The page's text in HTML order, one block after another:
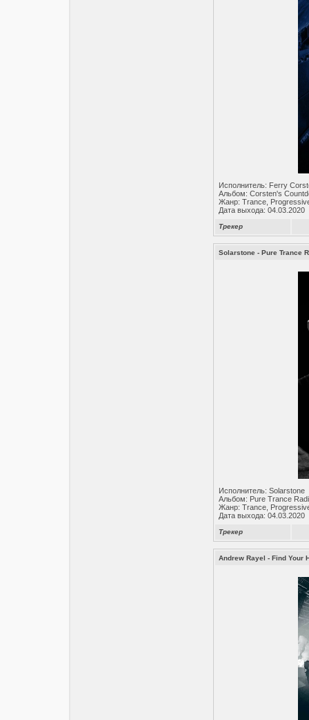
Исполнитель: Ferry
Альбом: Corsten's
Жанр: Trance,
Дата выхода: 04.03.2020
Трекер
Solarstone - Pure Trance
Исполнитель: Solarstone
Альбом: Pure Trance
Жанр: Trance,
Дата выхода: 04.03.2020
Трекер
Andrew Rayel - Find Your